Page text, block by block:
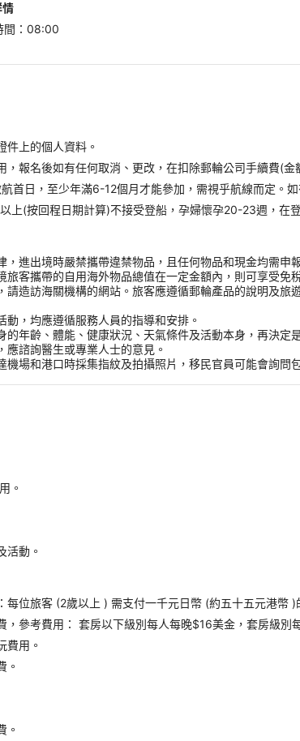
情
間 ： 08:00
件上的個人資料。
，報名後如有任何取消、更改，在扣除郵輪公司手續費(
首日，至少年滿6-12個月才能參加，需視乎航線而定。
上(按回程日期計算)不接受登船，孕婦懷孕20-23週，在
，進出境時嚴禁攜帶違禁物品，且任何物品和現金均需申
旅客攜帶的自用海外物品總值在一定金額內，則可享受免
請造訪海關機構的網站。旅客應遵循郵輪產品的說明及
動，均應遵循服務人員的指導和安排。
的年齡、體能、健康狀況、天氣條件及活動本身，再決定
應諮詢醫生或專業人士的意見。
機場和港口時採集指紋及拍攝照片，移民官員可能會詢問
。
活動。
每位旅客 (2歲以上 ) 需支付一千元日幣 (約五十五元港幣
，參考費用： 套房以下級別每人每晚$16美金，套房級
費用。
。
。